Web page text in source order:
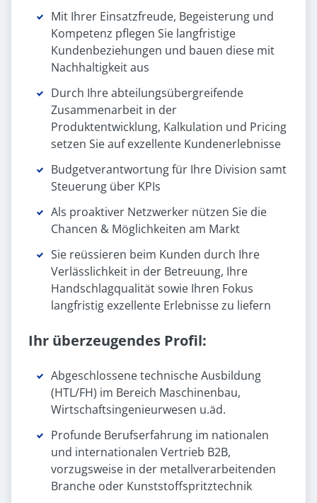
Mit Ihrer Einsatzfreude, Begeisterung und
Kompetenz pflegen Sie langfristige
Kundenbeziehungen und bauen diese mit
Nachhaltigkeit aus
Durch Ihre abteilungsübergreifende
Zusammenarbeit in der
Produktentwicklung, Kalkulation und Pricing
setzen Sie auf exzellente Kundenerlebnisse
Budgetverantwortung für Ihre Division samt
Steuerung über KPIs
Als proaktiver Netzwerker nützen Sie die
Chancen & Möglichkeiten am Markt
Sie reüssieren beim Kunden durch Ihre
Verlässlichkeit in der Betreuung, Ihre
Handschlagqualität sowie Ihren Fokus
langfristig exzellente Erlebnisse zu liefern
Ihr überzeugendes Profil:
Abgeschlossene technische Ausbildung
(HTL/FH) im Bereich Maschinenbau,
Wirtschaftsingenieurwesen u.äd.
Profunde Berufserfahrung im nationalen
und internationalen Vertrieb B2B,
vorzugsweise in der metallverarbeitenden
Branche oder Kunststoffspritztechnik